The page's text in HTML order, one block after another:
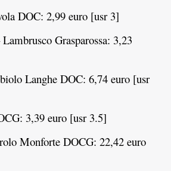
DOC: 2,99 euro [usr 3]
Grasparossa: 3,23
Langhe DOC: 6,74 euro [usr
3,39 euro [usr 3.5]
Monforte DOCG: 22,42 euro